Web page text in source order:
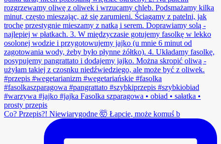
Co? Przepis?! Niewiarygodne 🤯 Łapcie, może komuś b